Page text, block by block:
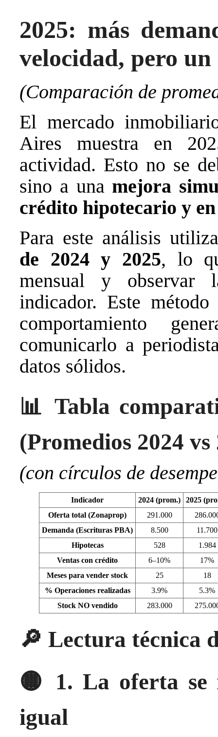
2025: más
velocidad, pero
(Comparación de
El mercado
Aires muestra en
actividad. Esto no se
sino a una mejora
crédito hipotecario y
Para este análisis
de 2024 y 2025, lo
mensual y
indicador. Este
comportamiento
comunicarlo a
datos sólidos.
📊 Tabla
(Promedios 2024 vs
(con círculos de
Indicador 2024 (prom.)
2025
Oferta total (Zonaprop)
291.000
Demanda (Escrituras PBA)
8.500
11.700
Hipotecas
528
1.984
Ventas con crédito
6–10%
17%
Meses para vender stock
25
18
% Operaciones realizadas
3.9%
5.3%
Stock NO vendido
283.000
🔎 Lectura técnica
🟡 1. La oferta se
igual